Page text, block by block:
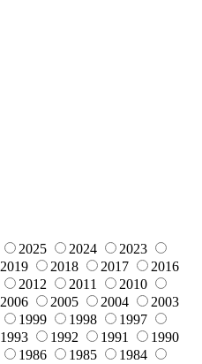
2025 2024
2023
2019 2018 2017
2016
2012 2011
2010
2006 2005 2004
2003
1999 1998
1997
1993 1992 1991
1990
1986 1985
1984